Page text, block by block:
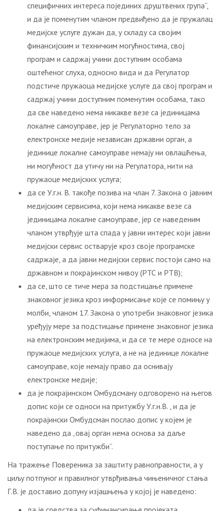
специфичних интереса појединих друштвених група“,
и да је поменутим чланом предвиђено да је пружалац
медијске услуге дужан да, у складу са својим
финансијским и техничким могућностима, свој
програм и садржај учини доступним особама
оштећеног слуха, односно вида и да Регулатор
подстиче пружаоца медијске услуге да свој програм и
садржај учини доступним поменутим особама, тако
да све наведено нема никакве везе са јединицама
локалне самоуправе, јер је Регулаторно тело за
електронске медије независан државни орган, а
јединице локалне самоуправе немају ни овлашћења,
ни могућност да утичу ни на Регулатора, нити на
пружаоце медијских услуга;
да се У.г.н. В. такође позива на члан 7. Закона о јавним
медијским сервисима, који нема никакве везе са
јединицама локалне самоуправе, јер се наведеним
чланом утврђује шта спада у јавни интерес који јавни
медијски сервис остварује кроз своје програмске
садржаје, а да јавни медијски сервис постоји само на
државном и покрајинском нивоу (РТС и РТВ);
да се, што се тиче мера за подстицање примене
знаковног језика кроз информисање које се помињу у
молби, чланом 17. Закона о употреби знаковног језика
уређују мере за подстицање примене знаковног језика
на електронским медијима, и да се те мере односе на
пружаоце медијских услуга, а не на јединице локалне
самоуправе, које немају право да оснивају
електронске медије;
да је покрајинском Омбудсману одговорено на његов
допис који се односи на притужбу У.г.н.В. , и да је
покрајински Омбудсман послао допис у којем је
наведено да „овај орган нема основа за даље
поступање по притужби”.
На тражење Повереника за заштиту равноправности, а у
циљу потпуног и правилног утврђивања чињеничног стања
Г.В. је доставио допуну изјашњења у којој је наведено: